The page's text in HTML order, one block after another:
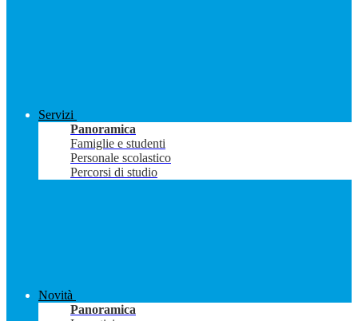
Servizi
Panoramica
Famiglie e studenti
Personale scolastico
Percorsi di studio
Novità
Panoramica